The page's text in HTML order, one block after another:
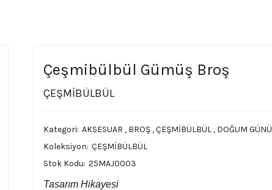
Çeşmibülbül Gümüş Broş
ÇEŞMİBÜLBÜL
Kategori AKSESUAR , BROŞ ,ÇEŞMİBÜLBÜL , DOĞUM GÜNÜ
Koleksiyon ÇEŞMİBÜLBÜL
Stok Kodu 25MAJ0003
Tasarım Hikayesi